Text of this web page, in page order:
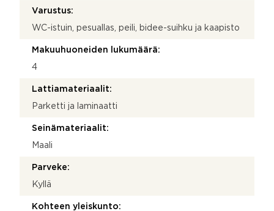
Varustus:
WC-istuin, pesuallas, peili, bidee-suihku ja kaapisto
Makuuhuoneiden lukumäärä:
4
Lattiamateriaalit:
Parketti ja laminaatti
Seinämateriaalit:
Maali
Parveke:
Kyllä
Kohteen yleiskunto: